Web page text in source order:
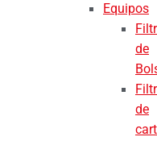
Equipos
de
de